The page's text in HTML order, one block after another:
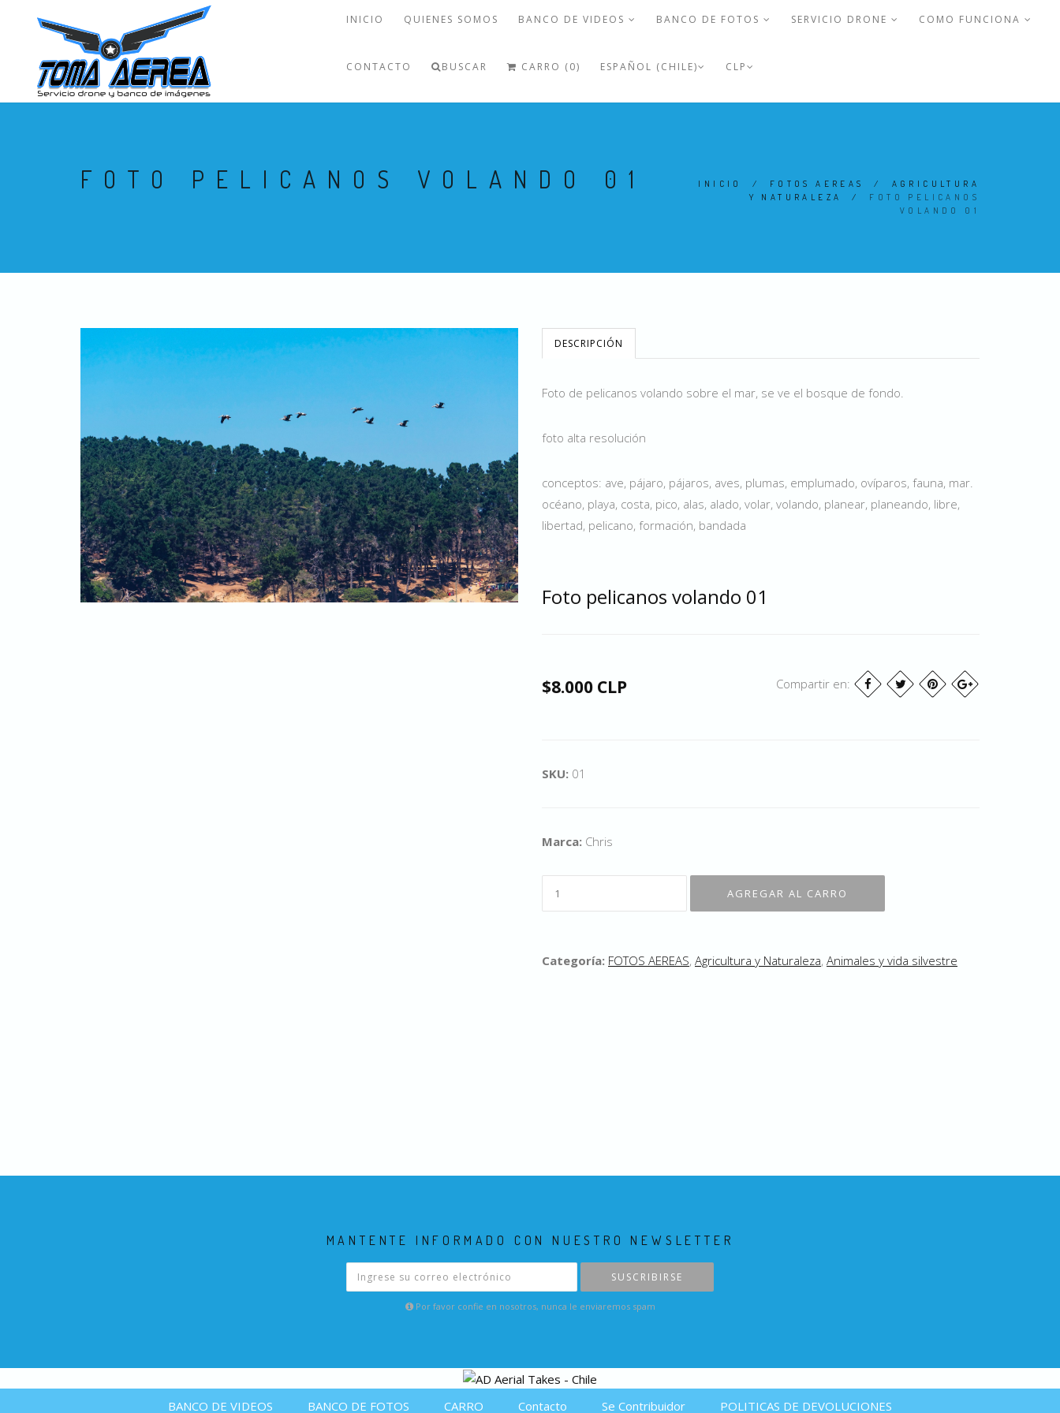
INICIO QUIENES SOMOS BANCO DE VIDEOS BANCO DE FOTOS SERVICIO DRONE COMO FUNCIONA
CONTACTO BUSCAR CARRO (0) ESPAÑOL (CHILE) CLP
FOTO PELICANOS VOLANDO 01 INICIO / FOTOS AEREAS / AGRICULTURA
Y NATURALEZA
/ FOTO PELICANOS
VOLANDO 01
DESCRIPCIÓN
Foto de pelicanos volando sobre el mar, se ve el bosque de fondo.
foto alta resolución
conceptos: ave, pájaro, pájaros, aves, plumas, emplumado, ovíparos, fauna, mar.
océano, playa, costa, pico, alas, alado, volar, volando, planear, planeando, libre,
libertad, pelicano, formación, bandada
Foto pelicanos volando 01
$8.000 CLP Compartir en:
SKU: 01
Marca: Chris
Categoría: FOTOS AEREAS, Agricultura y Naturaleza, Animales y vida silvestre
MANTENTE INFORMADO CON NUESTRO NEWSLETTER
SUSCRIBIRSE
Por favor confie en nosotros, nunca le enviaremos spam
BANCO DE VIDEOS BANCO DE FOTOS CARRO Contacto Se Contribuidor POLITICAS DE DEVOLUCIONES